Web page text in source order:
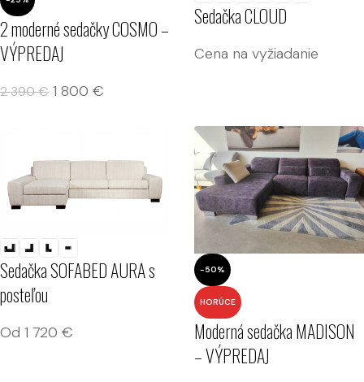
2 moderné sedačky COSMO –
VÝPREDAJ
2 390€ 1 800 €
Sedačka CLOUD
Cena na vyžiadanie
Sedačka SOFABED AURA s
posteľou
Od 1 720 €
-50%
HORÚCE
Moderná sedačka MADISON
– VÝPREDAJ